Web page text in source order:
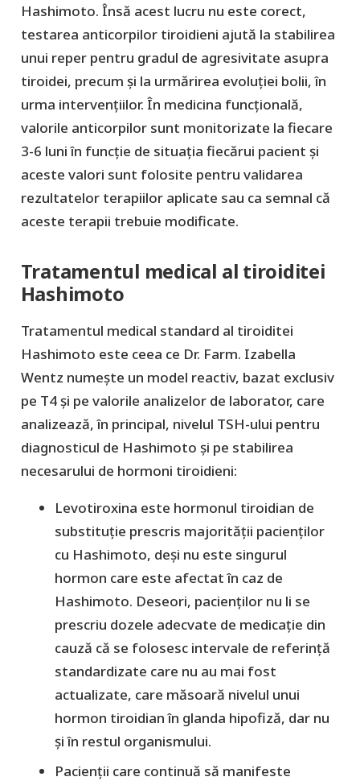
Hashimoto. Însă acest lucru nu este corect,
testarea anticorpilor tiroidieni ajută la stabilirea
unui reper pentru gradul de agresivitate asupra
tiroidei, precum și la urmărirea evoluției bolii, în
urma intervențiilor. În medicina funcțională,
valorile anticorpilor sunt monitorizate la fiecare
3-6 luni în funcție de situația fiecărui pacient și
aceste valori sunt folosite pentru validarea
rezultatelor terapiilor aplicate sau ca semnal că
aceste terapii trebuie modificate.
Tratamentul medical al tiroiditei
Hashimoto
Tratamentul medical standard al tiroiditei
Hashimoto este ceea ce Dr. Farm. Izabella
Wentz numește un model reactiv, bazat exclusiv
pe T4 și pe valorile analizelor de laborator, care
analizează, în principal, nivelul TSH-ului pentru
diagnosticul de Hashimoto și pe stabilirea
necesarului de hormoni tiroidieni:
Levotiroxina este hormonul tiroidian de
substituție prescris majorității pacienților
cu Hashimoto, deși nu este singurul
hormon care este afectat în caz de
Hashimoto. Deseori, pacienților nu li se
prescriu dozele adecvate de medicație din
cauză că se folosesc intervale de referință
standardizate care nu au mai fost
actualizate, care măsoară nivelul unui
hormon tiroidian în glanda hipofiză, dar nu
și în restul organismului.
Pacienții care continuă să manifeste